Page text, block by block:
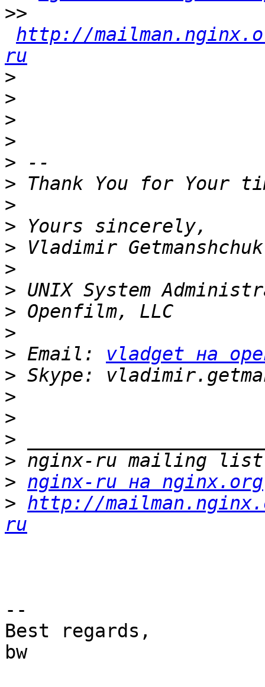
>>
http://
ru
>
>
>
>
>
>
>
>
>
>
>
>
>
> Email: vladget на
>
>
>
>
>
> nginx-ru на nginx.org
> http://
ru
--
Best regards,
bw